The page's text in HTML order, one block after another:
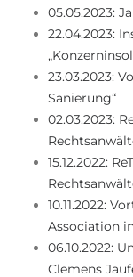
05.05.2023:
22.04.2023:
23.03.2023:
Sanierung“
02.03.2023:
15.12.2022:
10.11.2022:
Association
06.10.2022:
Clemens